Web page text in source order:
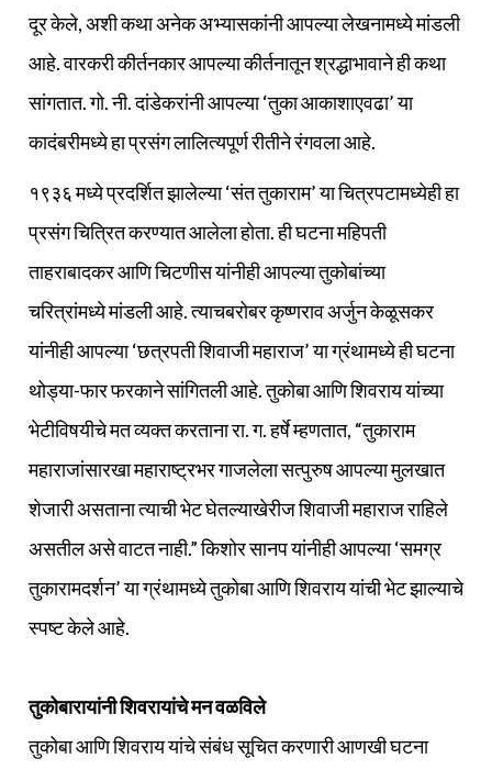
दूर केले, अशी कथा अनेक अभ्यासकांनी आपल्या लेखनामध्ये मांडली
आहे. वारकरी कीर्तनकार आपल्या कीर्तनातून श्रद्धाभावाने ही कथा
सांगतात. गो. नी. दांडेकरांनी आपल्या ‘तुका आकाशाएवढा’ या
कादंबरीमध्ये हा प्रसंग लालित्यपूर्ण रीतीने रंगवला आहे.
१९३६ मध्ये प्रदर्शित झालेल्या ‘संत तुकाराम’ या चित्रपटामध्येही हा
प्रसंग चित्रित करण्यात आलेला होता. ही घटना महिपती
ताहराबादकर आणि चिटणीस यांनीही आपल्या तुकोबांच्या
चरित्रांमध्ये मांडली आहे. त्याचबरोबर कृष्णराव अर्जुन केळूसकर
यांनीही आपल्या ‘छत्रपती शिवाजी महाराज’ या ग्रंथामध्ये ही घटना
थोड्या-फार फरकाने सांगितली आहे. तुकोबा आणि शिवराय यांच्या
भेटीविषयीचे मत व्यक्त करताना रा. ग. हर्षे म्हणतात, “तुकाराम
महाराजांसारखा महाराष्ट्रभर गाजलेला सत्पुरुष आपल्या मुलखात
शेजारी असताना त्याची भेट घेतल्याखेरीज शिवाजी महाराज राहिले
असतील असे वाटत नाही.” किशोर सानप यांनीही आपल्या ‘समग्र
तुकारामदर्शन’ या ग्रंथामध्ये तुकोबा आणि शिवराय यांची भेट झाल्याचे
स्पष्ट केले आहे.
तुकोबारायांनी शिवरायांचे मन वळविले
तुकोबा आणि शिवराय यांचे संबंध सूचित करणारी आणखी घटना